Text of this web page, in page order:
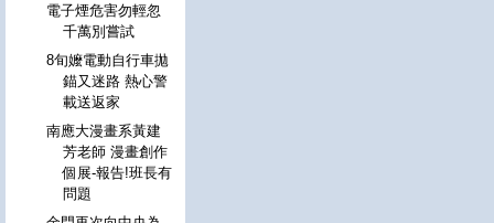
電子煙危害勿輕忽
千萬別嘗試
8旬嬤電動自行車拋
錨又迷路 熱心警
載送返家
南應大漫畫系黃建
芳老師 漫畫創作
個展-報告!班長有
問題